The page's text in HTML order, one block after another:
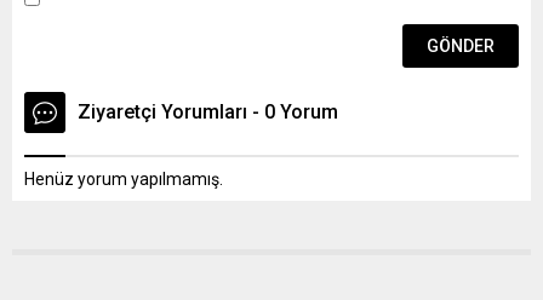
ile anılan maddenin 2
Ziyaretçi Yorumları - 0 Yorum
Henüz yorum yapılmamış.